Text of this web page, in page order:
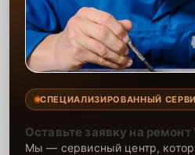
СПЕЦИАЛИЗИРОВАННЫЙ
Оставьте заявку на ремонт
Мы — сервисный центр,